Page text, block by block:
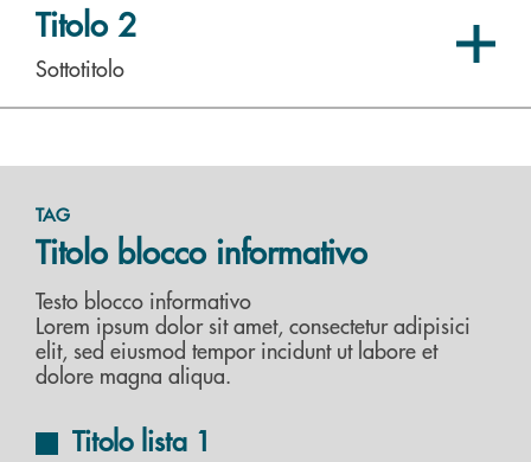
Titolo 2
Sottotitolo
TAG
Titolo blocco informativo
Testo blocco informativo
Lorem ipsum dolor sit amet, consectetur adipisici
elit, sed eiusmod tempor incidunt ut labore et
dolore magna aliqua.
Titolo lista 1